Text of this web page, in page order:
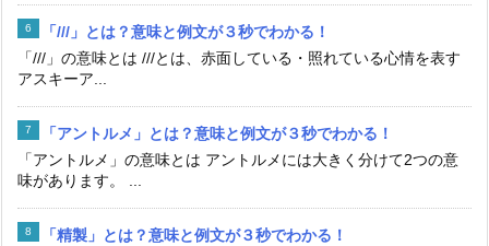
「///」とは？意味と例文が３秒でわかる！
「///」の意味とは ///とは、赤面している・照れている心情を表す
アスキーア...
「アントルメ」とは？意味と例文が３秒でわかる！
「アントルメ」の意味とは アントルメには大きく分けて2つの意
味があります。 ...
「精製」とは？意味と例文が３秒でわかる！